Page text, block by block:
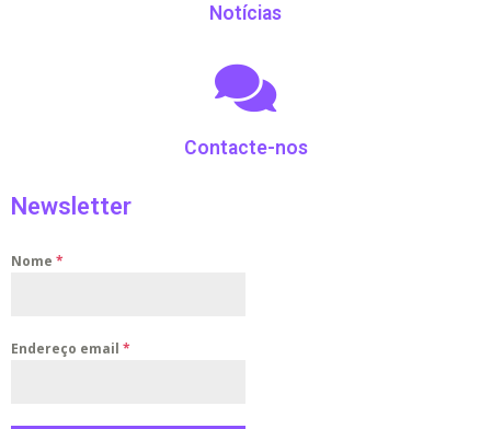
Notícias
Contacte-nos
Newsletter
Nome *
Endereço email *